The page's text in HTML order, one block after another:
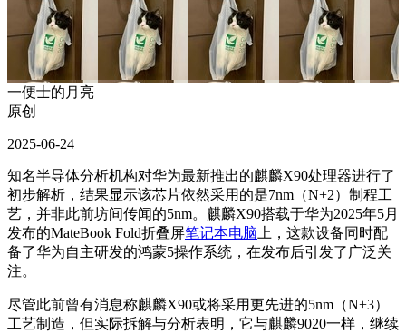
一便士的月亮
原创
2025-06-24
知名半导体分析机构对华为最新推出的麒麟X90处理器进行了
初步解析，结果显示该芯片依然采用的是7nm（N+2）制程工
艺，并非此前坊间传闻的5nm。麒麟X90搭载于华为2025年5月
发布的MateBook Fold折叠屏笔记本电脑 上，这款设备同时配
备了华为自主研发的鸿蒙5操作系统，在发布后引发了广泛关
注。
尽管此前曾有消息称麒麟X90或将采用更先进的5nm（N+3）
工艺制造，但实际拆解与分析表明，它与麒麟9020一样，继续